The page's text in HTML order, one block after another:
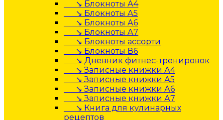
↘ Блокноты А4
↘ Блокноты А5
↘ Блокноты А6
↘ Блокноты А7
↘ Блокноты ассорти
↘ Блокноты В6
↘ Дневник фитнес-тренировок
↘ Записные книжки А4
↘ Записные книжки А5
↘ Записные книжки А6
↘ Записные книжки А7
↘ Книга для кулинарных
рецептов